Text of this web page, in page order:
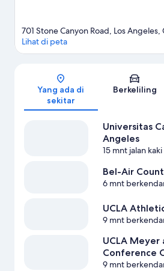
Peta
701 Stone Canyon Road, Los Angeles,
Lihat di peta
Yang ada di
sekitar
Berkeliling
Universitas
Angeles
15 mnt jalan kaki
Bel-Air
6 mnt
UCLA
9 mnt
UCLA Meyer
Conference
9 mnt